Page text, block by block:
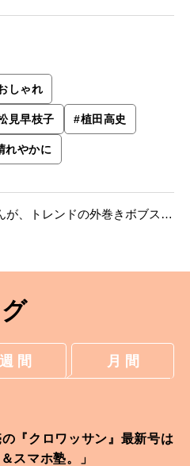
しゃれ
見早枝子 #植田高史
れやかに
が、トレンドの外巻きボブスタ
週 間 月 間
『クロワッサン』最新号は
スマホ塾。」